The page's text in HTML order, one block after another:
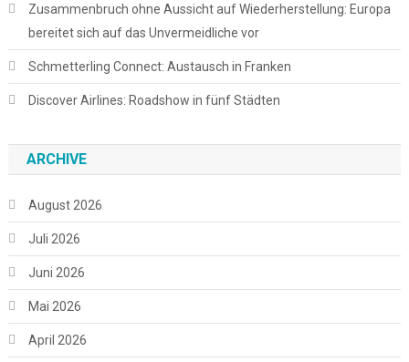
Zusammenbruch ohne Aussicht auf Wiederherstellung: Europa
bereitet sich auf das Unvermeidliche vor
Schmetterling Connect: Austausch in Franken
Discover Airlines: Roadshow in fünf Städten
ARCHIVE
August 2026
Juli 2026
Juni 2026
Mai 2026
April 2026